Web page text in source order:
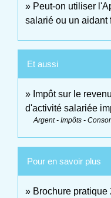
Peut-on utiliser
salarié ou un aidant
Et aussi
Impôt sur le
d'activité salariée
Argent - Impôts -
Pour en savoir plus
Brochure